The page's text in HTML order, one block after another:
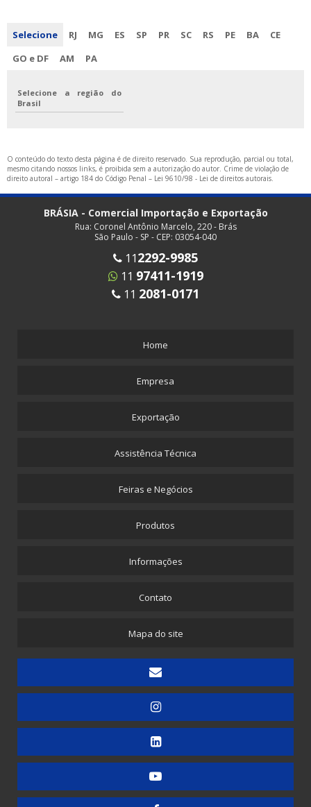
Selecione RJ MG ES SP PR SC RS PE BA
CE
GO e DF
AM PA
Selecione a região do
Brasil
O conteúdo do texto desta página é de direito reservado. Sua reprodução, parcial ou total,
mesmo citando nossos links, é proibida sem a autorização do autor. Crime de violação de
direito autoral – artigo 184 do Código Penal – Lei 9610/98 - Lei de direitos autorais.
BRÁSIA - Comercial Importação e Exportação
Rua: Coronel Antônio Marcelo, 220 - Brás
São Paulo - SP - CEP: 03054-040
112292-9985
11 97411-1919
11 2081-0171
Home
Empresa
Exportação
Assistência Técnica
Feiras e Negócios
Produtos
Informações
Contato
Mapa do site